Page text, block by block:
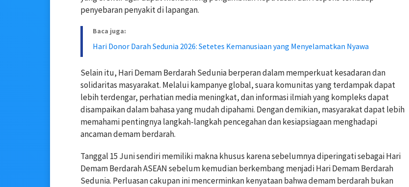
penyebaran penyakit di lapangan.
Baca juga:
Hari Donor Darah Sedunia 2026: Setetes Kemanusiaan yang Menyelamatkan Nyawa
Selain itu, Hari Demam Berdarah Sedunia berperan dalam memperkuat kesadaran dan
solidaritas masyarakat. Melalui kampanye global, suara komunitas yang terdampak dapat
lebih terdengar, perhatian media meningkat, dan informasi ilmiah yang kompleks dapat
disampaikan dalam bahasa yang mudah dipahami. Dengan demikian, masyarakat dapat lebih
memahami pentingnya langkah-langkah pencegahan dan kesiapsiagaan menghadapi
ancaman demam berdarah.
Tanggal 15 Juni sendiri memiliki makna khusus karena sebelumnya diperingati sebagai Hari
Demam Berdarah ASEAN sebelum kemudian berkembang menjadi Hari Demam Berdarah
Sedunia. Perluasan cakupan ini mencerminkan kenyataan bahwa demam berdarah bukan